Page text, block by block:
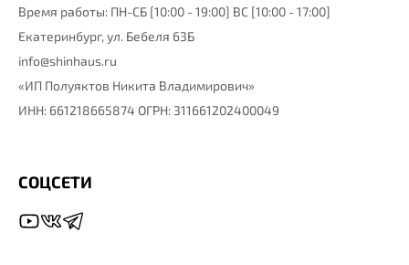
Время работы: ПН-СБ [10:00 - 19:00] ВС [10:00 - 17:00]
Екатеринбург, ул. Бебеля 63Б
info@shinhaus.ru
«ИП Полуяктов Никита Владимирович»
ИНН: 661218665874 ОГРН: 311661202400049
СОЦСЕТИ